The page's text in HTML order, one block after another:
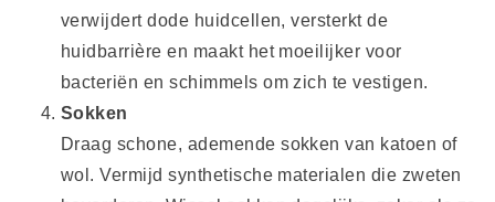
verwijdert dode huidcellen, versterkt de
huidbarrière en maakt het moeilijker voor
bacteriën en schimmels om zich te vestigen.
Sokken
Draag schone, ademende sokken van katoen of
wol. Vermijd synthetische materialen die zweten